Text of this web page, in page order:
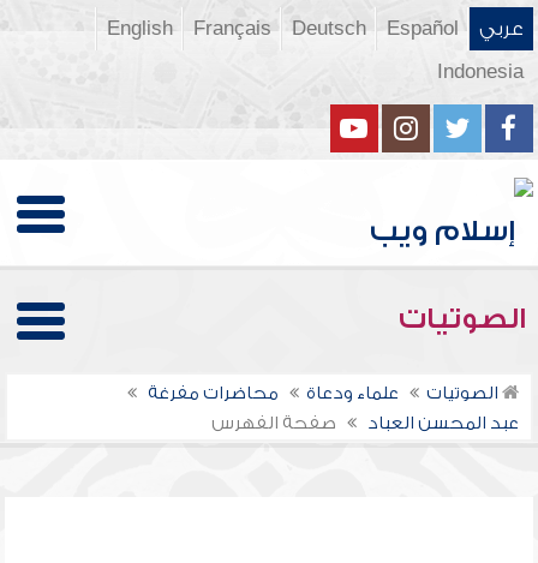
عربي Español
Deutsch
Français
English
Indonesia
الصوتيات
الصوتيات علماء ودعاة
محاضرات مفرغة
عبد المحسن العباد
صفحة الفهرس